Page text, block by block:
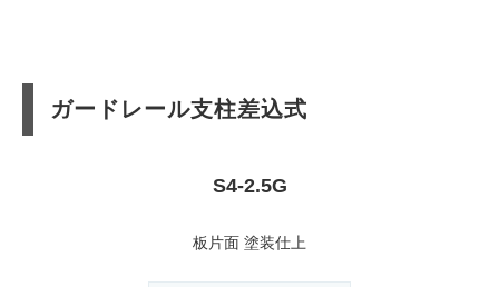
ガードレール支柱差込式
S4-2.5G
板片面 塗装仕上